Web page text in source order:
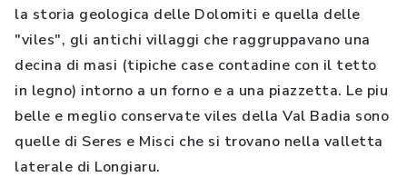
la storia geologica delle Dolomiti e quella delle
"viles", gli antichi villaggi che raggruppavano una
decina di masi (tipiche case contadine con il tetto
in legno) intorno a un forno e a una piazzetta. Le piu
belle e meglio conservate viles della Val Badia sono
quelle di Seres e Misci che si trovano nella valletta
laterale di Longiaru.